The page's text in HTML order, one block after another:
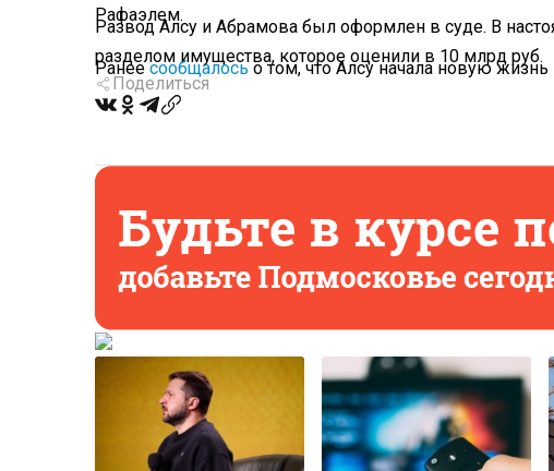
Рафаэлем.
Развод Алсу и Абрамова был оформлен в суде. В
разделом имущества, которое оценили в 10 млрд руб.
Ранеесообщалосьо том, что Алсу начала новую жизнь
Поделиться